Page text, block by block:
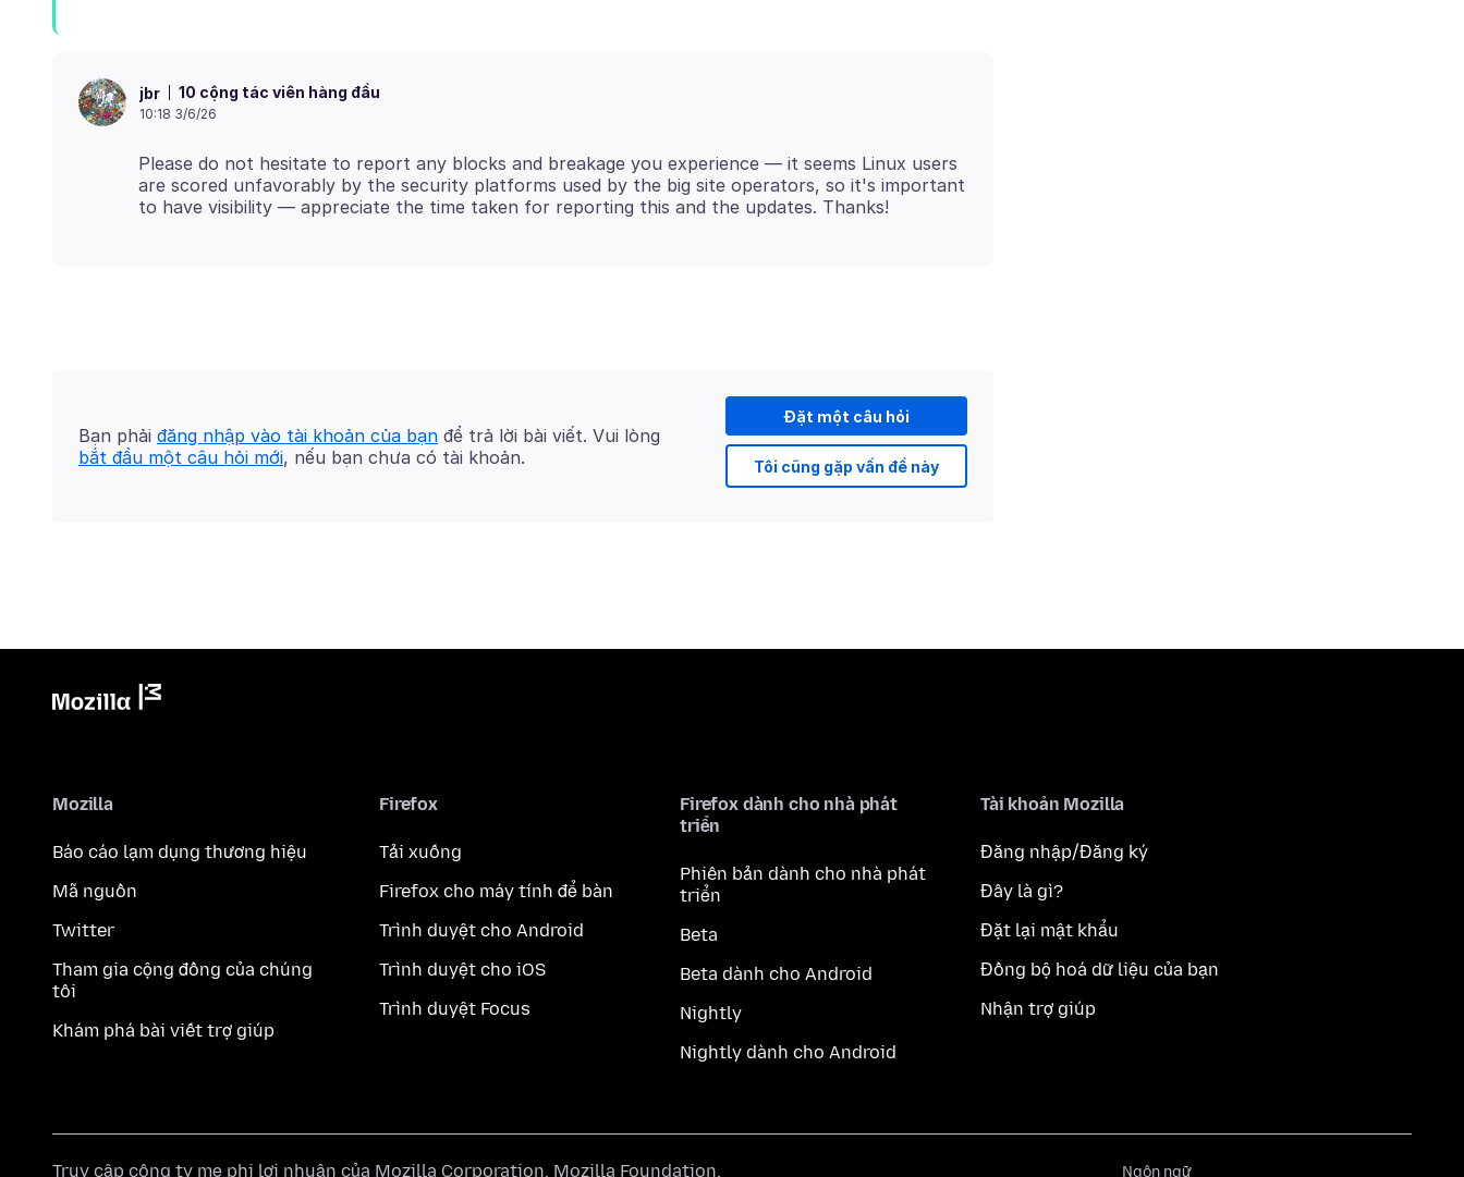
jbr 10 cộng tác viên hàng đầu
10:18 3/6/26
Please do not hesitate to report any blocks and breakage you experience — it seems Linux users
are scored unfavorably by the security platforms used by the big site operators, so it's important
Đặt một câu hỏi
Tôi cũng gặp vấn đề này
Bạn phải đăng nhập vào tài khoản của bạn để trả lời bài viết. Vui lòng
bắt đầu một câu hỏi mới, nếu bạn chưa có tài khoản.
Mozilla
Báo cáo lạm dụng thương hiệu
Mã nguồn
Twitter
Tham gia cộng đồng của chúng
tôi
Khám phá bài viết trợ giúp
Firefox
Tải xuống
Firefox cho máy tính để bàn
Trình duyệt cho Android
Trình duyệt cho iOS
Trình duyệt Focus
Firefox dành cho nhà phát
triển
Phiên bản dành cho nhà phát
triển
Beta
Beta dành cho Android
Nightly
Nightly dành cho Android
Tài khoản Mozilla
Đăng nhập/Đăng ký
Đây là gì?
Đặt lại mật khẩu
Đồng bộ hoá dữ liệu của bạn
Nhận trợ giúp
Ngôn ngữ
Truy cập công ty mẹ phi lợi nhuận của Mozilla Corporation, Mozilla Foundation.